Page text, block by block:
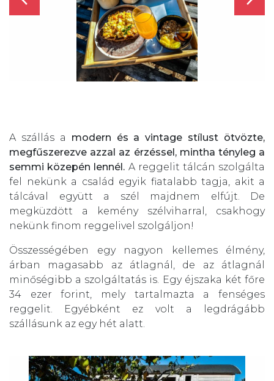
A szállás a modern és a vintage stílust ötvözte,
megfűszerezve azzal az érzéssel, mintha tényleg a
semmi közepén lennél. A reggelit tálcán szolgálta
fel nekünk a család egyik fiatalabb tagja, akit a
tálcával együtt a szél majdnem elfújt. De
megküzdött a kemény szélviharral, csakhogy
nekünk finom reggelivel szolgáljon!
Összességében egy nagyon kellemes élmény,
árban magasabb az átlagnál, de az átlagnál
minőségibb a szolgáltatás is. Egy éjszaka két főre
34 ezer forint, mely tartalmazta a fenséges
reggelit. Egyébként ez volt a legdrágább
szállásunk az egy hét alatt.